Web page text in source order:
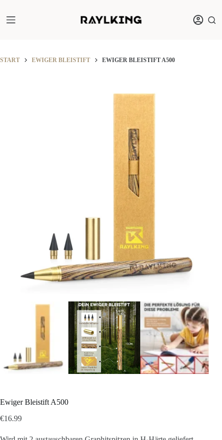
springen
START EWIGER BLEISTIFT EWIGER BLEISTIFT A500
Ewiger Bleistift A500
€16.99